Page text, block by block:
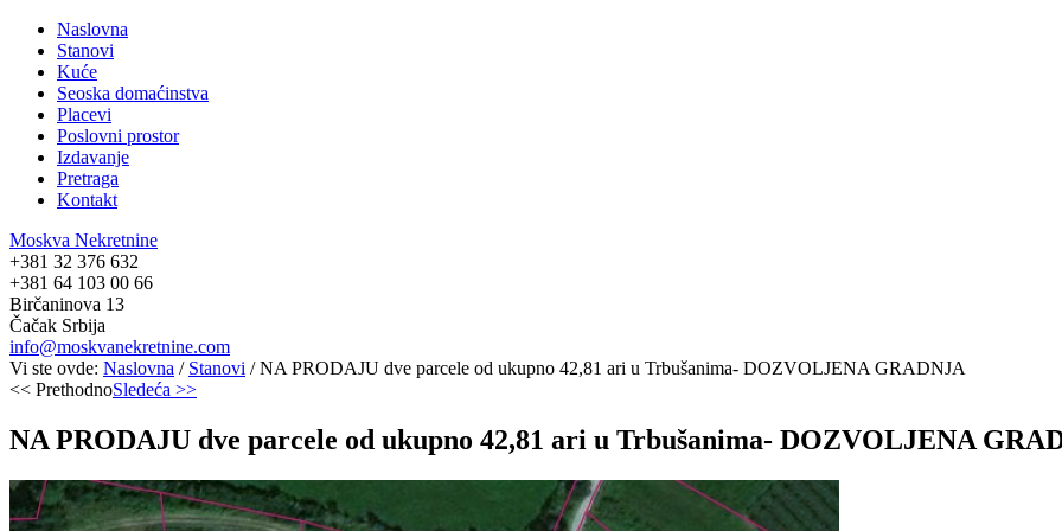
Naslovna
Stanovi
Kuće
Seoska domaćinstva
Placevi
Poslovni prostor
Izdavanje
Pretraga
Kontakt
Moskva Nekretnine
+381 32 376 632
+381 64 103 00 66
Birčaninova 13
Čačak Srbija
info@moskvanekretnine.com
Vi ste ovde: Naslovna / Stanovi /NA PRODAJU dve parcele od ukupno 42,81 ari u Trbušanima- DOZVOLJENA GRADNJA
<< PrethodnoSledeća >>
NA PRODAJU dve parcele od ukupno 42,81 ari u Trbušanima- DOZVOLJENA